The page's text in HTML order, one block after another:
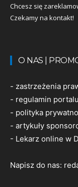
Chcesz się
Czekamy na kontakt!
O NAS |
- zastrzeżenia
- regulamin portalu
- polityka
- artykuły
- Lekarz online w
Napisz do nas: